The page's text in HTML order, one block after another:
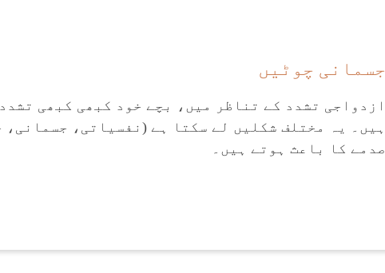
جسمانی چوٹیں
ازدواجی تشدد کے تناظر میں، بچے خود کبھی کبھی
ہیں۔ یہ مختلف شکلیں لے سکتا ہے (نفسیاتی،
صدمے کا باعث ہوتے ہیں۔